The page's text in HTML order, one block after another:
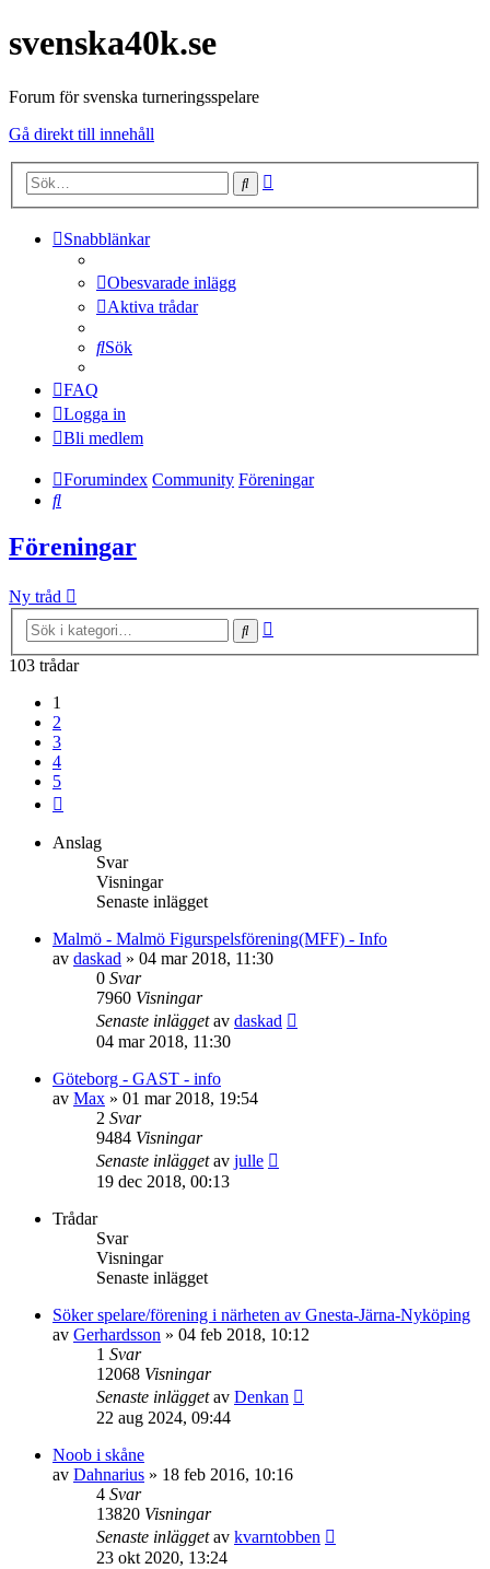
svenska40k.se
Forum för svenska turneringsspelare
Gå direkt till innehåll
Sök
Snabblänkar
Obesvarade inlägg
Aktiva trådar
Sök
FAQ
Logga in
Bli medlem
Forumindex Community Föreningar
Sök
Föreningar
Ny tråd
Sök
103 trådar
1
2
3
4
5
Anslag
Svar
Visningar
Senaste inlägget
Malmö - Malmö Figurspelsförening(MFF) - Info
av daskad » 04 mar 2018, 11:30
0 Svar
7960 Visningar
Senaste inläggetav daskad
04 mar 2018, 11:30
Göteborg - GAST - info
av Max » 01 mar 2018, 19:54
2 Svar
9484 Visningar
Senaste inläggetav julle
19 dec 2018, 00:13
Trådar
Svar
Visningar
Senaste inlägget
Söker spelare/förening i närheten av Gnesta-Järna-Nyköping
av Gerhardsson » 04 feb 2018, 10:12
1 Svar
12068 Visningar
Senaste inläggetav Denkan
22 aug 2024, 09:44
Noob i skåne
av Dahnarius » 18 feb 2016, 10:16
4 Svar
13820 Visningar
Senaste inläggetav kvarntobben
23 okt 2020, 13:24